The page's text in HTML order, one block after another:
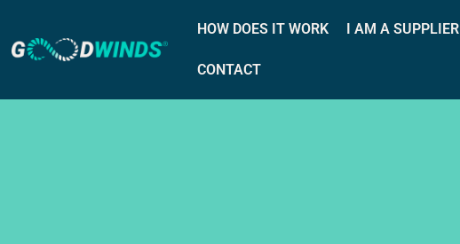
HOW DOES IT WORK I AM A SUPPLIER
CONTACT